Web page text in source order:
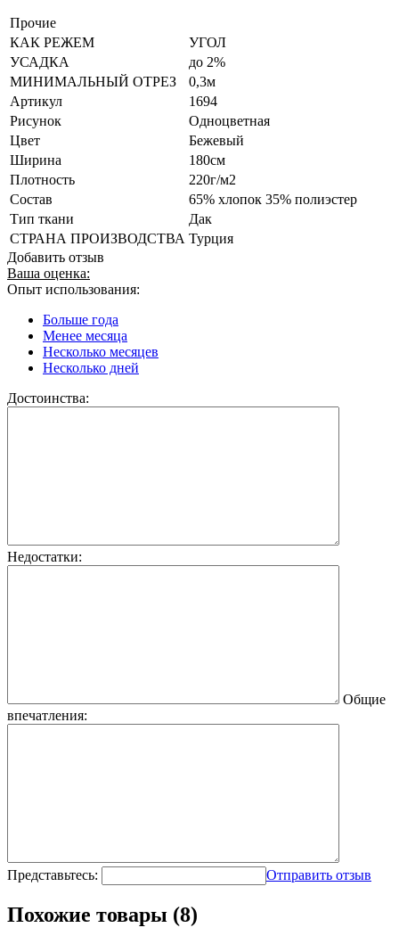
Прочие
КАК РЕЖЕМ
УГОЛ
УСАДКА
до 2%
МИНИМАЛЬНЫЙ ОТРЕЗ
0,3м
Артикул
1694
Рисунок
Одноцветная
Цвет
Бежевый
Ширина
180см
Плотность
220г/м2
Состав
65% хлопок 35% полиэстер
Тип ткани
Дак
СТРАНА ПРОИЗВОДСТВА Турция
Добавить отзыв
Ваша оценка:
Опыт использования:
Больше года
Менее месяца
Несколько месяцев
Несколько дней
Достоинства:
Недостатки:
Общие
впечатления:
Представьтесь: Отправить отзыв
Похожие товары (8)